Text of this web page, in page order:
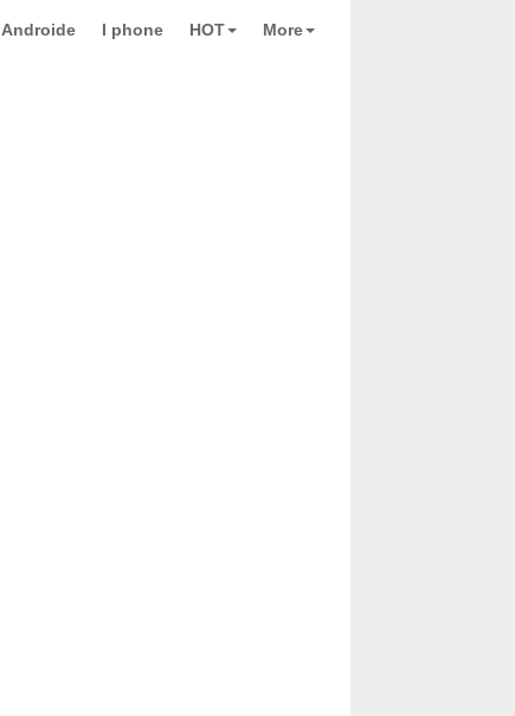
Androide I phone HOT More